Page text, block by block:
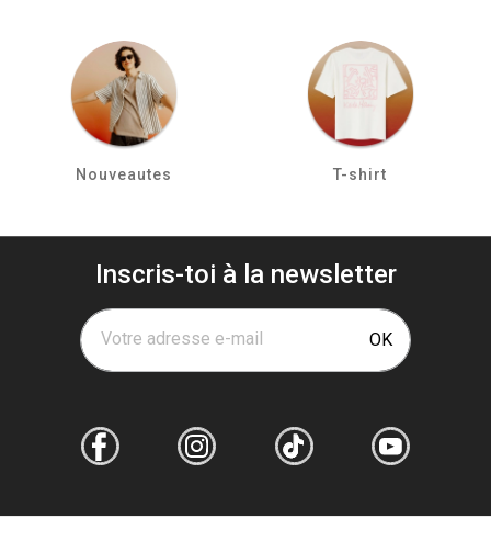
Nouveautes T-shirt
Inscris-toi à la newsletter
Votre adresse e-mail OK